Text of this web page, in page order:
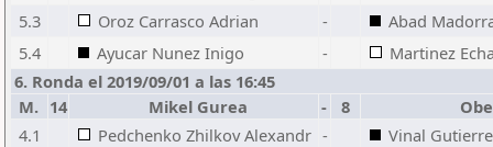
5.3
Oroz Carrasco Adrian -
Abad
5.4
Ayucar Nunez Inigo -
Martinez
6. Ronda el 2019/09/01 a las 16:45
M. 14 Mikel Gurea - 8
4.1
Pedchenko Zhilkov Alexandr -
Vinal